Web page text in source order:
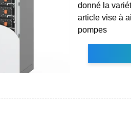
donné la
article vise à
pompes